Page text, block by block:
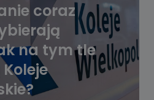
coraz
na tym tle